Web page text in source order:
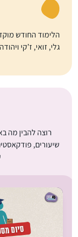
הלימוד החודש
גלי, זואי, ז’קי
רוצה להבין מה
שיעורים,